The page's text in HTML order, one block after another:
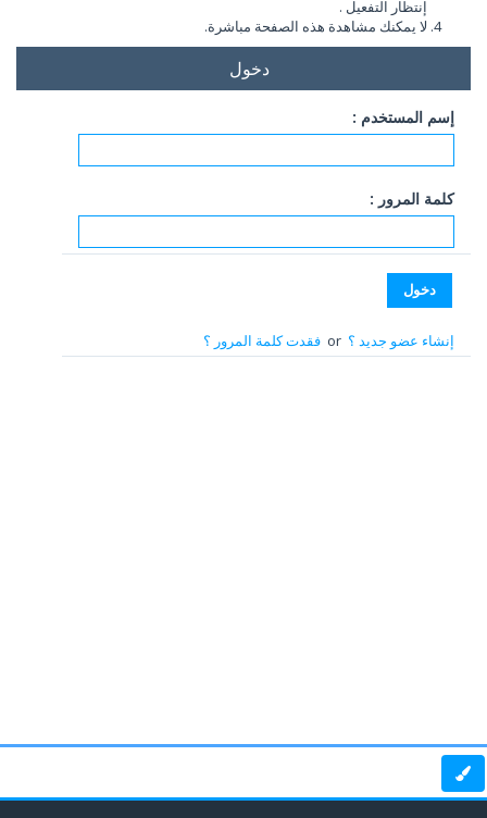
إنتظار التفعيل .
لا يمكنك مشاهدة هذه الصفحة مباشرة.
دخول
إسم المستخدم :
كلمة المرور :
إنشاء عضو جديد ؟or فقدت كلمة المرور ؟